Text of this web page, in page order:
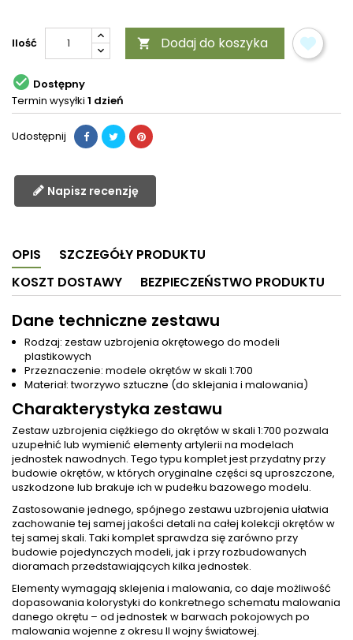
Ilość  Dodaj do koszyka
 Dostępny
Termin wysyłki 1 dzień
Udostępnij
Napisz recenzję
OPIS
SZCZEGÓŁY PRODUKTU
KOSZT DOSTAWY
BEZPIECZEŃSTWO PRODUKTU
Dane techniczne zestawu
Rodzaj: zestaw uzbrojenia okrętowego do modeli
plastikowych
Przeznaczenie: modele okrętów w skali 1:700
Materiał: tworzywo sztuczne (do sklejania i malowania)
Charakterystyka zestawu
Zestaw uzbrojenia ciężkiego do okrętów w skali 1:700 pozwala
uzupełnić lub wymienić elementy artylerii na modelach
jednostek nawodnych. Tego typu komplet jest przydatny przy
budowie okrętów, w których oryginalne części są uproszczone,
uszkodzone lub brakuje ich w pudełku bazowego modelu.
Zastosowanie jednego, spójnego zestawu uzbrojenia ułatwia
zachowanie tej samej jakości detali na całej kolekcji okrętów w
tej samej skali. Taki komplet sprawdza się zarówno przy
budowie pojedynczych modeli, jak i przy rozbudowanych
dioramach przedstawiających kilka jednostek.
Elementy wymagają sklejenia i malowania, co daje możliwość
dopasowania kolorystyki do konkretnego schematu malowania
danego okrętu – od jednostek w barwach pokojowych po
malowania wojenne z okresu II wojny światowej.